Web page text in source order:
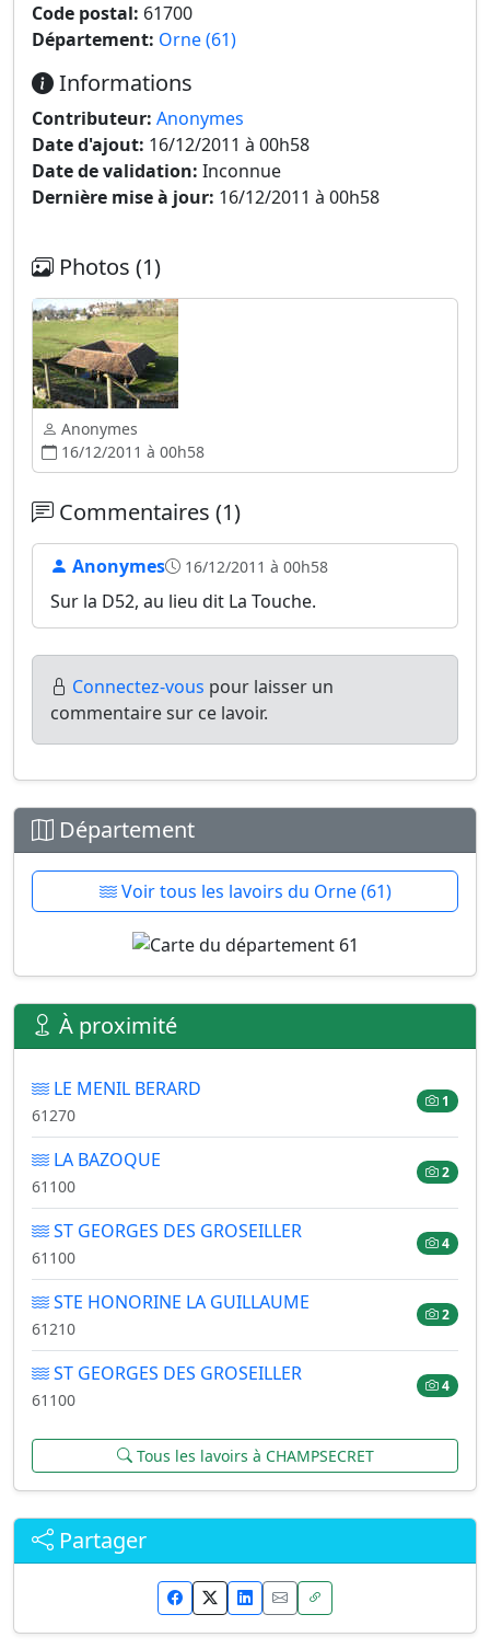
Code postal: 61700
Département: Orne (61)
Informations
Contributeur: Anonymes
Date d'ajout: 16/12/2011 à 00h58
Date de validation: Inconnue
Dernière mise à jour: 16/12/2011 à 00h58
Photos (1)
Anonymes
16/12/2011 à 00h58
Commentaires (1)
Anonymes 16/12/2011 à 00h58
Sur la D52, au lieu dit La Touche.
Connectez-vous pour laisser un
commentaire sur ce lavoir.
Département
Voir tous les lavoirs du Orne (61)
À proximité
LE MENIL BERARD
61270
1
LA BAZOQUE
61100
2
ST GEORGES DES GROSEILLER
61100
4
STE HONORINE LA GUILLAUME
61210
2
ST GEORGES DES GROSEILLER
61100
4
Tous les lavoirs à CHAMPSECRET
Partager